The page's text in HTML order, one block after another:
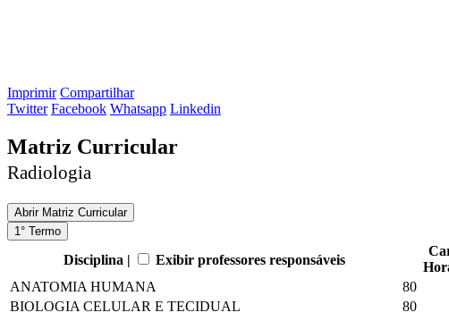
Imprimir Compartilhar
Twitter Facebook Whatsapp Linkedin
Matriz Curricular
Radiologia
AbrirMatriz Curricular
1° Termo
Disciplina | Exibir professores responsáveis
ANATOMIA HUMANA
80
BIOLOGIA CELULAR E TECIDUAL
80